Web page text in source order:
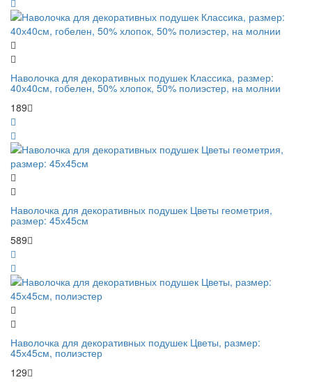
Наволочка для декоративных подушек Классика, размер:
40х40см, гобелен, 50% хлопок, 50% полиэстер, на молнии
189
Наволочка для декоративных подушек Цветы геометрия,
размер: 45х45см
589
Наволочка для декоративных подушек Цветы, размер:
45х45см, полиэстер
129